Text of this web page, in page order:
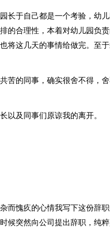
长于自己都是一个考验，幼
的合理性，本着对幼儿园负
将这几天的事情给做完。至
苦的同事，确实很舍不得，
以及同事们原谅我的离开。
而愧疚的心情我写下这份辞
候突然向公司提出辞职，纯